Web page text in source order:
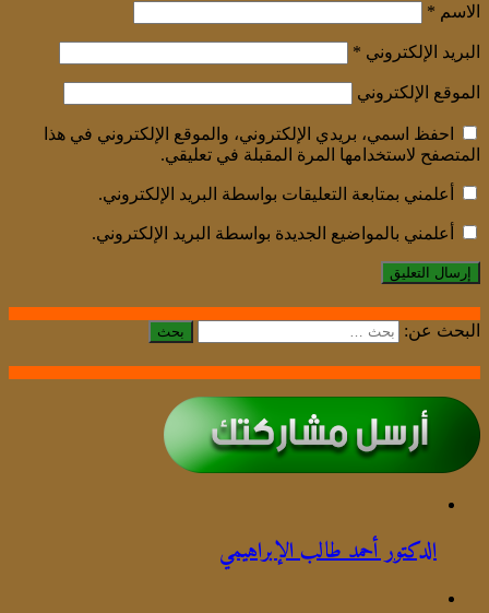
الاسم *
البريد الإلكتروني *
الموقع الإلكتروني
احفظ اسمي، بريدي الإلكتروني، والموقع الإلكتروني في هذا
المتصفح لاستخدامها المرة المقبلة في تعليقي.
أعلمني بمتابعة التعليقات بواسطة البريد الإلكتروني.
أعلمني بالمواضيع الجديدة بواسطة البريد الإلكتروني.
البحث عن:
الدكتور أحمد طالب الإبراهيمي